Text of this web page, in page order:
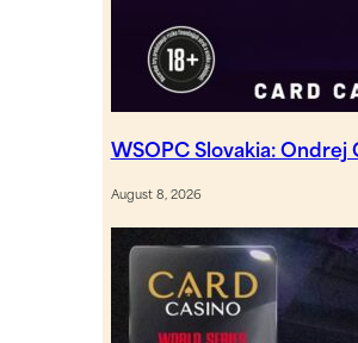
WSOPC Slovakia:
August 8, 2026